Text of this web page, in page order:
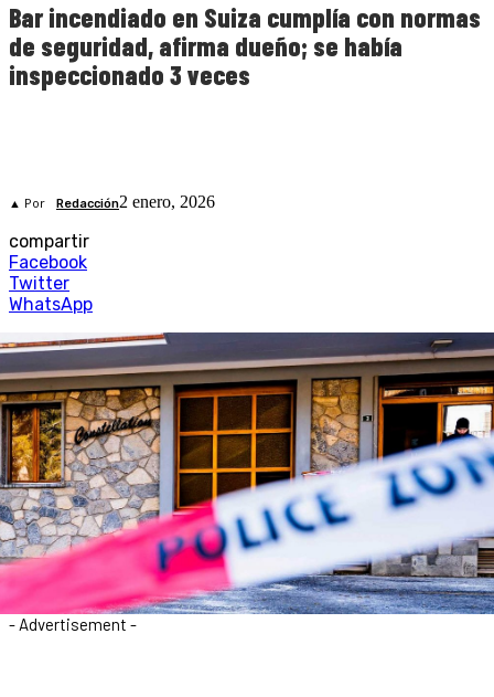
Bar incendiado en Suiza cumplía con normas
de seguridad, afirma dueño; se había
inspeccionado 3 veces
▲ Por Redacción2 enero, 2026
compartir
Facebook
Twitter
WhatsApp
- Advertisement -